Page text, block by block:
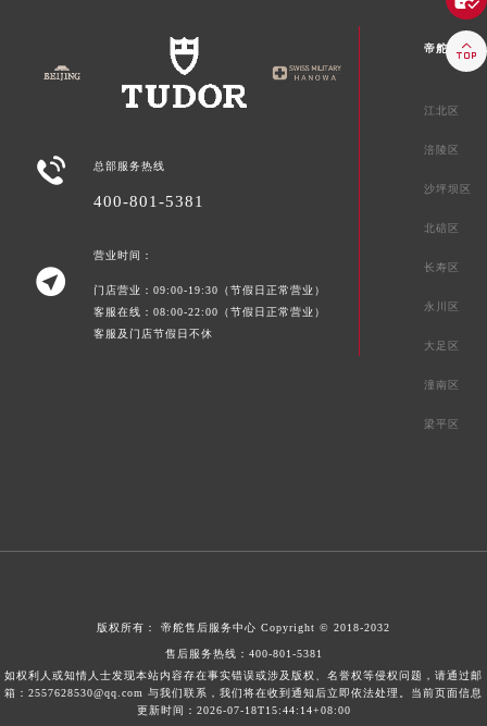
 总部服务热线
400-801-5381

营业时间：
门店营业：09:00-19:30（节假日正常营业）
客服在线：08:00-22:00（节假日正常营业）
客服及门店节假日不休
帝舵重庆市
江北区
涪陵区
沙坪坝区
北碚区
长寿区
永川区
大足区
潼南区
梁平区
版权所有： 帝舵售后服务中心 Copyright © 2018-2032
售后服务热线： 400-801-5381
如权利人或知情人士发现本站内容存在事实错误或涉及版权、名誉权等侵权问题，请通过邮
箱：2557628530@qq.com 与我们联系，我们将在收到通知后立即依法处理。当前页面信息
更新时间：2026-07-18T15:44:14+08:00
